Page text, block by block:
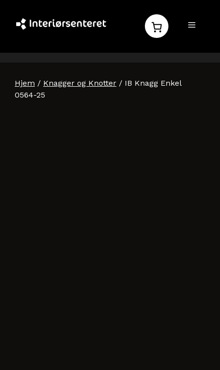
innhold
MENY
Hjem / Knagger og Knotter / IB Knagg Enkel
0564-25